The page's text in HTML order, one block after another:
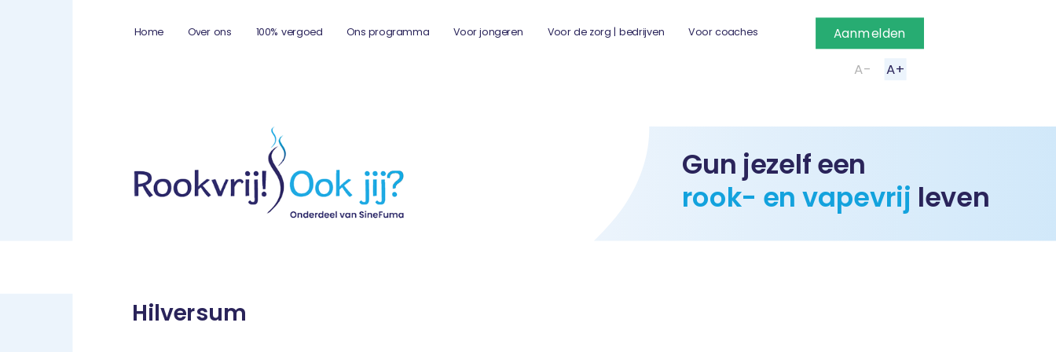
Home Over ons 100% vergoed Ons programma Voor jongeren Voor de zorg | bedrijven Voor coaches Aanmelden
A- A+
Gun jezelf een
rook- en vapevrij leven
Hilversum